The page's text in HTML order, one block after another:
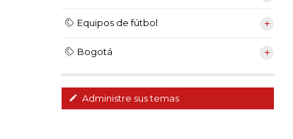
Equipos de fútbol
Bogotá
Administre sus temas